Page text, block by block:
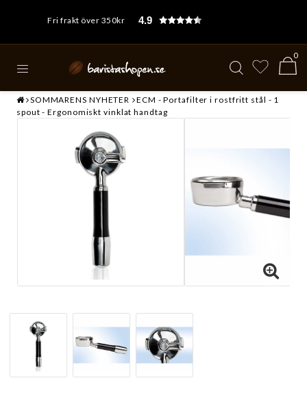
Fri frakt över 350kr 4.9
0
SOMMARENS NYHETER
ECM - Portafilter i rostfritt stål - 1
spout - Ergonomiskt vinklat handtag